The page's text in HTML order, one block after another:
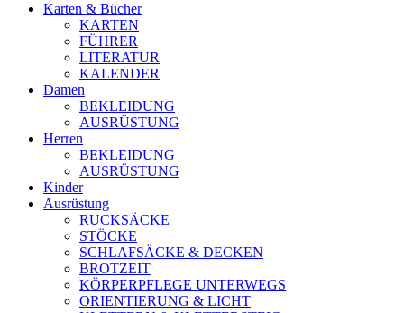
Karten & Bücher
KARTEN
FÜHRER
LITERATUR
KALENDER
Damen
BEKLEIDUNG
AUSRÜSTUNG
Herren
BEKLEIDUNG
AUSRÜSTUNG
Kinder
Ausrüstung
RUCKSÄCKE
STÖCKE
SCHLAFSÄCKE & DECKEN
BROTZEIT
KÖRPERPFLEGE UNTERWEGS
ORIENTIERUNG & LICHT